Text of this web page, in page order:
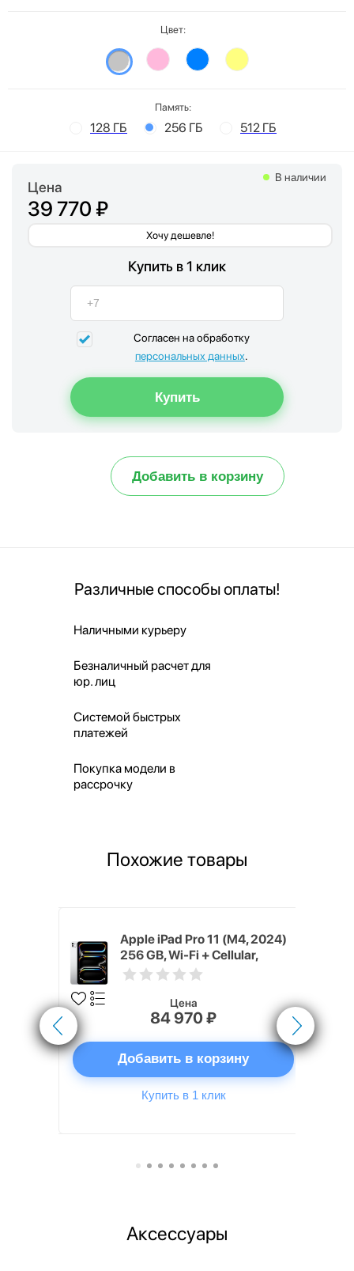
Цвет:
Память:
128 ГБ 256 ГБ 512 ГБ
Цена
39 770 ₽
Хочу дешевле!
В наличии
Купить в 1 клик
Согласен на обработку
персональных данных.
Добавить в корзину
Различные способы оплаты!
Наличными курьеру
Безналичный расчет для
юр. лиц
Системой быстрых
платежей
Покупка модели в
рассрочку
Похожие товары
Apple iPad Pro 11 (M4, 2024)
256 GB, Wi-Fi + Cellular,
Серебристый (Silver)
Цена
84 970 ₽
Добавить в корзину
Купить в 1 клик
Аксессуары